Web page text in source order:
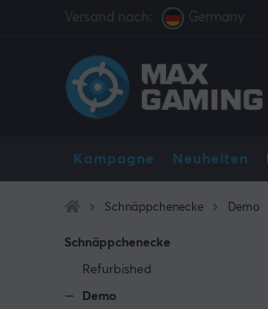
Versand nach: Germany
Kampagne Neuheiten
Schnäppchenecke Demo
Schnäppchenecke
Refurbished
Demo